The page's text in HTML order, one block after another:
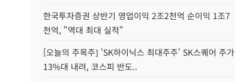
한국투자증권 상반기 영업이익 2조2천억 순이익 1조7
천억, "역대 최대 실적"
[오늘의 주목주] 'SK하이닉스 최대주주' SK스퀘어 주가
13%대 내려, 코스피 반도..